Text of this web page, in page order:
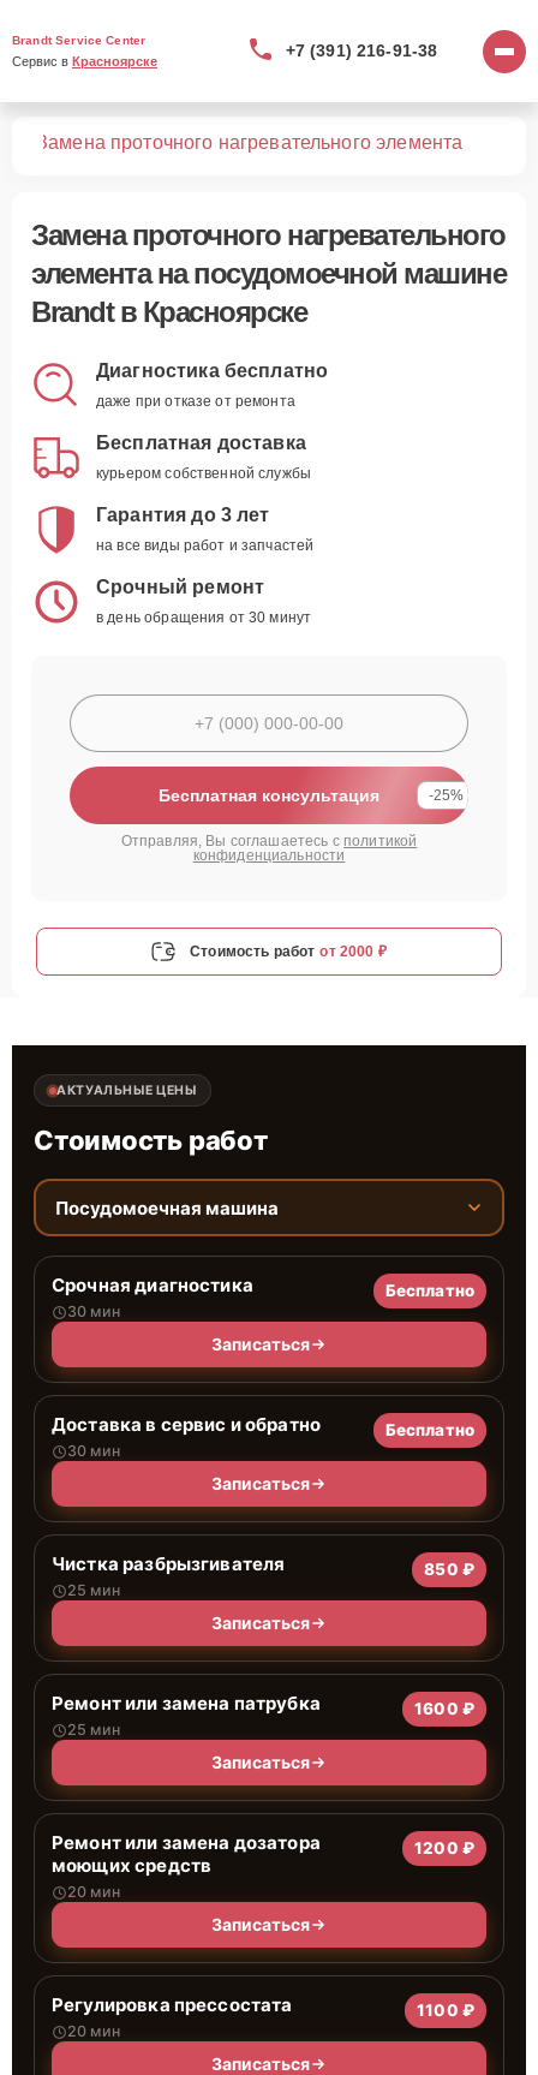
Brandt Service Center
Сервис в Красноярске
+7 (391) 216-91-38
Замена проточного нагревательного элемента
Замена проточного нагревательного
элементана посудомоечной машине
Brandt в Красноярске
Диагностика бесплатно
даже при отказе от ремонта
Бесплатная доставка
курьером собственной службы
Гарантия до 3 лет
на все виды работ и запчастей
Срочный ремонт
в день обращения от 30 минут
Бесплатная консультация -25%
Отправляя, Вы соглашаетесь с политикой
конфиденциальности
Стоимость работ от 2000 ₽
АКТУАЛЬНЫЕ ЦЕНЫ
Стоимость работ
Посудомоечная машина
Срочная диагностика
30 мин
Бесплатно
Записаться
Доставка в сервис и обратно
30 мин
Бесплатно
Записаться
Чистка разбрызгивателя
25 мин
850 ₽
Записаться
Ремонт или замена патрубка
25 мин
1600 ₽
Записаться
Ремонт или замена дозатора
моющих средств
20 мин
1200 ₽
Записаться
Регулировка прессостата
20 мин
1100 ₽
Записаться